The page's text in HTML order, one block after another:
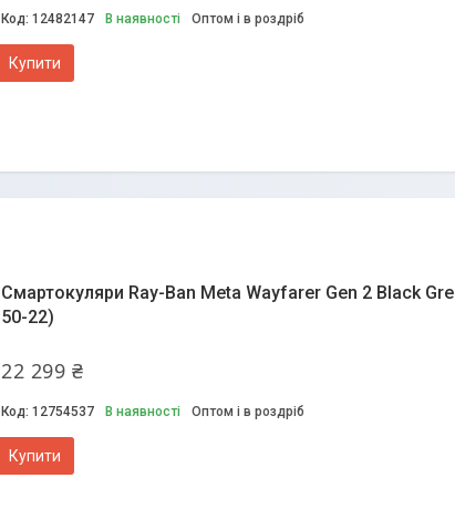
12482147 В наявності Оптом і в роздріб
Купити
Смартокуляри Ray-Ban Meta Wayfarer Gen 2 Black
50-22)
22 299 ₴
12754537 В наявності Оптом і в роздріб
Купити